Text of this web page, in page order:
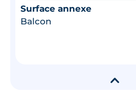
Surface annexe
Balcon
▾